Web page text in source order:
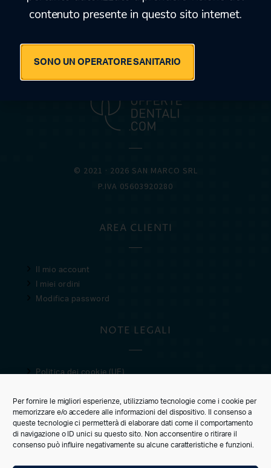
Per fornire le migliori esperienze, utilizziamo tecnologie come i cookie per
memorizzare e/o accedere alle informazioni del dispositivo. Il consenso a
queste tecnologie ci permetterà di elaborare dati come il comportamento
di navigazione o ID unici su questo sito. Non acconsentire o ritirare il
consenso può influire negativamente su alcune caratteristiche e funzioni.
OFFERTEDENTALI.COM
© 2021 · 2026 SAN MARCO SRL
P.IVA 05603920280
AREA CLIENTI
Il mio account
I miei ordini
Modifica password
NOTE LEGALI
Politica dei cookie (UE)
Condizioni di vendita
CUSTOMER CARE
contenuto presente in questo sito internet.
SONO UN OPERATORE SANITARIO